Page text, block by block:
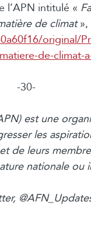
l’APN intitulé «
de climat»,
original/
de-climat-
-30-
est une
les
de leurs
nationale ou